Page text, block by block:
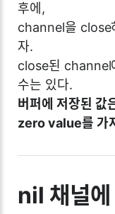
후에,
channel을 close
자.
close된 channel
수는 있다.
버퍼에 저장된 값
zero value를 가
nil 채널